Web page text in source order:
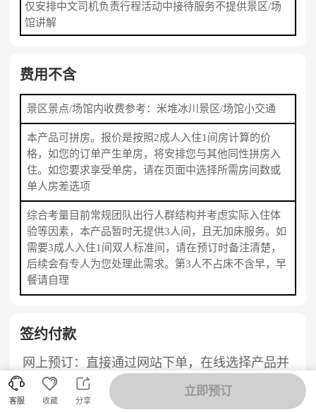
仅安排中文司机负责行程活动中接待服务不提供景区/场
馆讲解
费用不含
景区景点/场馆内收费参考：米堆冰川景区/场馆小交通
本产品可拼房。报价是按照2成人入住1间房计算的价
格，如您的订单产生单房，将安排您与其他同性拼房入
住。如您要求享受单房，请在页面中选择所需房间数或
单人房差选项
综合考量目前常规团队出行人群结构并考虑实际入住体
验等因素，本产品暂时无提供3人间，且无加床服务。如
需要3成人入住1间双人标准间，请在预订时备注清楚，
后续会有专人为您处理此需求。第3人不占床不含早，早
餐请自理
签约付款
网上预订：直接通过网站下单，在线选择产品并
填写相关信息后，提交订单。
在线预订：拨打咨询/预订电话，由客服帮助您完

客服

收藏

分享
立即预订